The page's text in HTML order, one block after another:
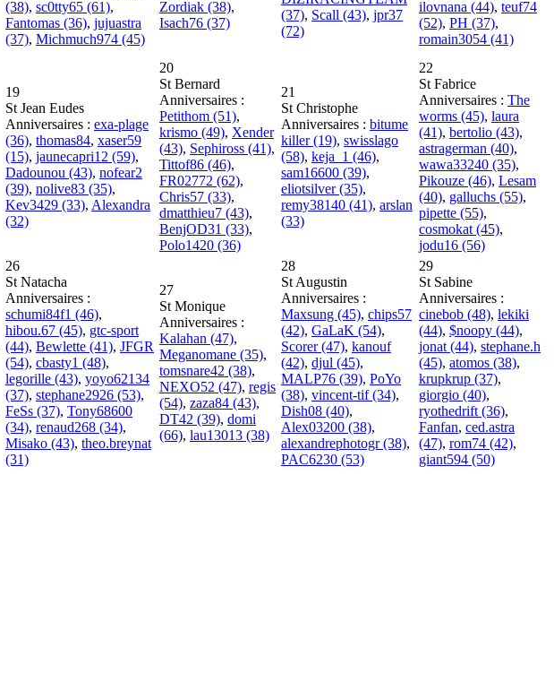
(38), sc0tty65 (61),
Fantomas (36), jujuastra
(37), Michmuch974 (45)
Zordiak (38),
Isach76 (37)
(37), Scall (43), jpr37
(72)
ilovnana (44), teuf74
(52), PH (37),
romain3054 (41)
19
St Jean Eudes
Anniversaires : exa-plage
(36), thomas84, xaser59
(15), jaunecapri12 (59),
Dadounou (43), nofear2
(39), nolive83 (35),
Kev3429 (33), Alexandra
(32)
20
St Bernard
Anniversaires :
Petithom (51),
krismo (49), Xender
(43), Sephiross (41),
Tittof86 (46),
FR02772 (62),
Chris57 (33),
dmatthieu7 (43),
BenjOD31 (33),
Polo1420 (36)
21
St Christophe
Anniversaires : bitume
killer (19), swisslago
(58), keja_1 (46),
sam16600 (39),
eliotsilver (35),
remy38140 (41), arslan
(33)
22
St Fabrice
Anniversaires : The
worms (45), laura
(41), bertolio (43),
astragerman (40),
wawa33240 (35),
Pikouze (46), Lesam
(40), galluchs (55),
pipette (55),
cosmokat (45),
jodu16 (56)
26
St Natacha
Anniversaires :
schumi84f1 (46),
hibou.67 (45), gtc-sport
(44), Bewlette (41), JFGR
(54), cbasty1 (48),
legorille (43), yoyo62134
(37), stephane2926 (53),
FeSs (37), Tony68600
(34), renaud268 (34),
Misako (43), theo.breynat
(31)
27
St Monique
Anniversaires :
Kalahan (47),
Meganomane (35),
tomsnare42 (38),
NEXO52 (47), regis
(54), zaza84 (43),
DT42 (39), domi
(66), lau13013 (38)
28
St Augustin
Anniversaires :
Maxsung (45), chips57
(42), GaLaK (54),
Scorer (47), kanouf
(42), djul (45),
MALP76 (39), PoYo
(38), vincent-tif (34),
Dish08 (40),
Alex03200 (38),
alexandrephotogr (38),
PAC6230 (53)
29
St Sabine
Anniversaires :
cinebob (48), lekiki
(44), $noopy (44),
jonat (44), stephane.h
(45), atomos (38),
krupkrup (37),
giorgio (40),
ryothedrift (36),
Fanfan, ced.astra
(47), rom74 (42),
giant594 (50)